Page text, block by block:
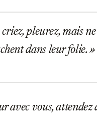
pleurez, mais
dans leur folie.
avec vous,